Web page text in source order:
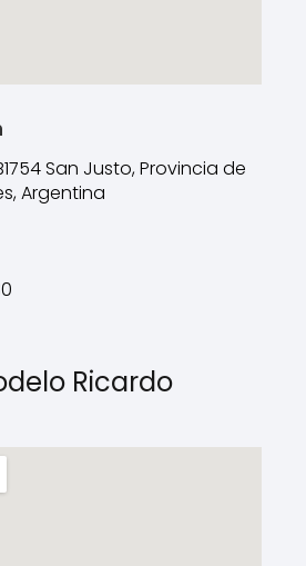
San Justo, Provincia de
Argentina
Ricardo